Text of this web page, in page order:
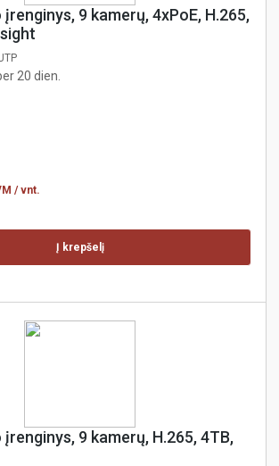
9 kamerų, 4xPoE, H.265,
20 dien.
/ vnt.
Į krepšelį
įrenginys, 9 kamerų, H.265, 4TB,